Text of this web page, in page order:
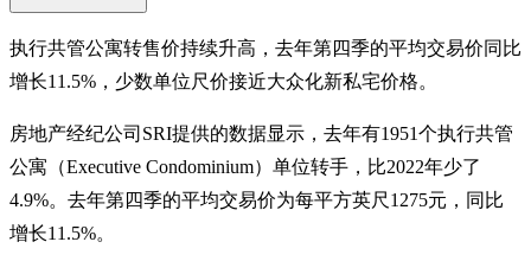
执行共管公寓转售价持续升高，去年第四季的平均交易价同比
增长11.5%，少数单位尺价接近大众化新私宅价格。
房地产经纪公司SRI提供的数据显示，去年有1951个执行共管
公寓（Executive Condominium）单位转手，比2022年少了
4.9%。去年第四季的平均交易价为每平方英尺1275元，同比
增长11.5%。